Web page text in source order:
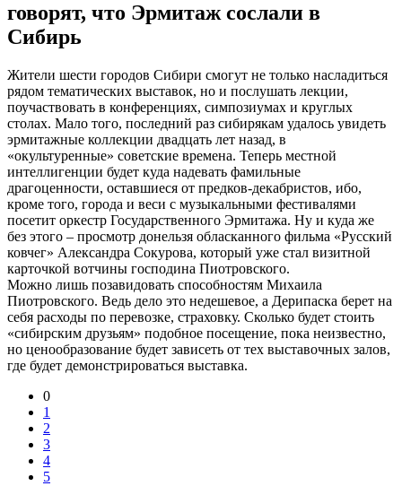
говорят, что Эрмитаж сослали в
Сибирь
Жители шести городов Сибири смогут не только насладиться
рядом тематических выставок, но и послушать лекции,
поучаствовать в конференциях, симпозиумах и круглых
столах. Мало того, последний раз сибирякам удалось увидеть
эрмитажные коллекции двадцать лет назад, в
«окультуренные» советские времена. Теперь местной
интеллигенции будет куда надевать фамильные
драгоценности, оставшиеся от предков-декабристов, ибо,
кроме того, города и веси с музыкальными фестивалями
посетит оркестр Государственного Эрмитажа. Ну и куда же
без этого – просмотр донельзя обласканного фильма «Русский
ковчег» Александра Сокурова, который уже стал визитной
карточкой вотчины господина Пиотровского.
Можно лишь позавидовать способностям Михаила
Пиотровского. Ведь дело это недешевое, а Дерипаска берет на
себя расходы по перевозке, страховку. Сколько будет стоить
«сибирским друзьям» подобное посещение, пока неизвестно,
но ценообразование будет зависеть от тех выставочных залов,
где будет демонстрироваться выставка.
0
1
2
3
4
5